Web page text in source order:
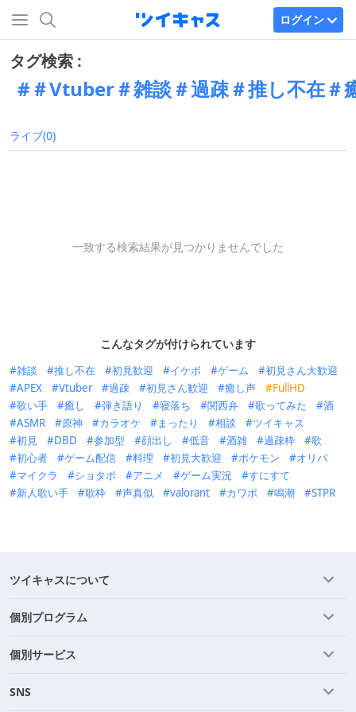
ログイン
タグ検索 :
＃Vtuber＃雑談＃過疎＃推し不在＃
ライブ(0)
一致する検索結果が見つかりませんでした
こんなタグが付けられています
雑談 推し不在 初見歓迎 イケボ ゲーム
初見さん大歓迎
APEX
Vtuber 過疎 初見さん歓迎 癒し声
FullHD
歌い手
癒し 弾き語り 寝落ち 関西弁 歌ってみた
酒
ASMR
原神 カラオケ まったり 相談
ツイキャス
初見
DBD 参加型 顔出し 低音 酒雑 過疎枠
歌
初心者
ゲーム配信 料理 初見大歓迎 ポケモン
オリパ
マイクラ
ショタボ アニメ ゲーム実況
すにすて
新人歌い手
歌枠 声真似 valorant カワボ 鳴潮 STPR
ツイキャスについて
個別プログラム
個別サービス
SNS